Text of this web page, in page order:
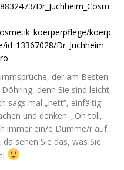
Dr_Juchheim_Cosm
koerp
Dr_Juchheim_
der am Bes­ten
denn Sie sind leicht
sags mal „nett”, einfältig!
und den­ken: „Oh toll,
immer ein/e Dumme/r auf,
sehen Sie das, was Sie